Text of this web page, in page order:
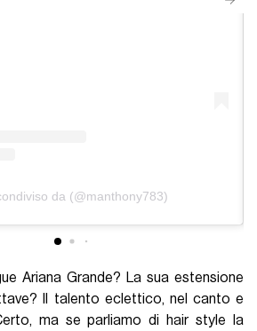
da (@manthony783)
Ariana Grande? La sua estensione
Il talento eclettico, nel canto e
ma se parliamo di hair style la